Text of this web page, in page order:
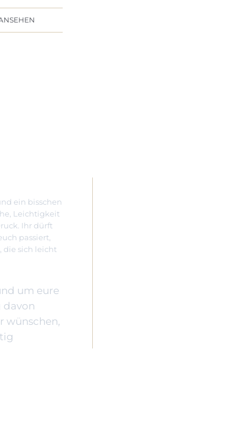
ein bisschen
Leichtigkeit
Ihr dürft
passiert,
die sich leicht
um eure
davon
wünschen,